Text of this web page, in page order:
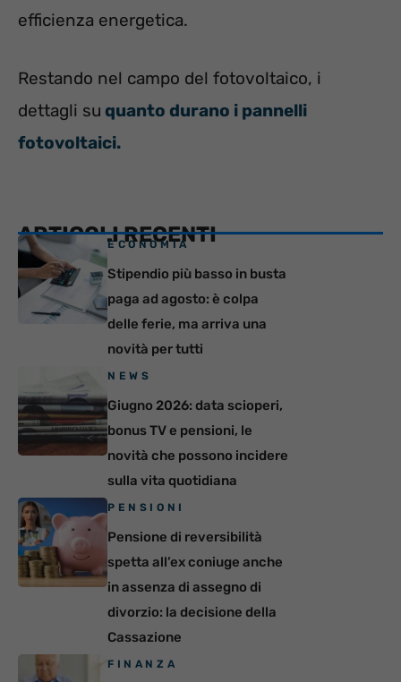
efficienza energetica.
Restando nel campo del fotovoltaico, i
dettagli su quanto durano i pannelli
fotovoltaici.
ARTICOLI RECENTI
ECONOMIA
Stipendio più basso in busta
paga ad agosto: è colpa
delle ferie, ma arriva una
novità per tutti
NEWS
Giugno 2026: data scioperi,
bonus TV e pensioni, le
novità che possono incidere
sulla vita quotidiana
PENSIONI
Pensione di reversibilità
spetta all’ex coniuge anche
in assenza di assegno di
divorzio: la decisione della
Cassazione
FINANZA